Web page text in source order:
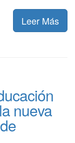
Leer Más
nueva